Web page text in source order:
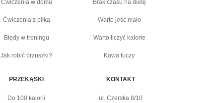
Ćwiczenia w domu
Ćwiczenia z piłką
Błędy w treningu
Jak robić brzuszki?
Brak czasu na dietę
Warto jeść mało
Warto liczyć kalorie
Kawa tuczy
PRZEKĄSKI
Do 100 kalorii
KONTAKT
ul. Czerska 8/10